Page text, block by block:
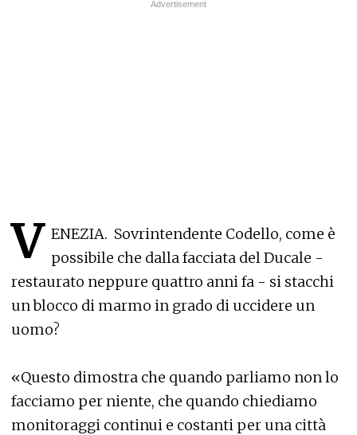
V ENEZIA. Sovrintendente Codello, come è
possibile che dalla facciata del Ducale -
restaurato neppure quattro anni fa - si stacchi
un blocco di marmo in grado di uccidere un
uomo?
«Questo dimostra che quando parliamo non lo
facciamo per niente, che quando chiediamo
monitoraggi continui e costanti per una città